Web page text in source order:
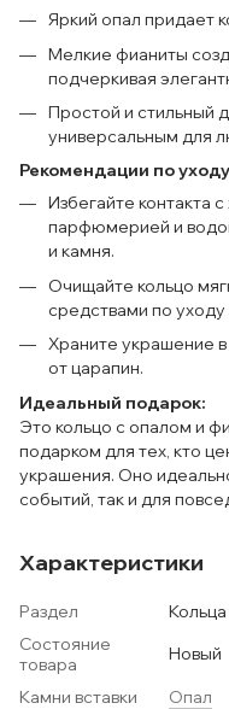
Яркий опал придает
Мелкие фианиты
подчеркивая
Простой и стильный
универсальным для
Рекомендации по
Избегайте контакта
парфюмерией и
и камня.
Очищайте кольцо
средствами по
Храните украшение
от царапин.
Идеальный подарок:
Это кольцо с опалом и
подарком для тех, кто
украшения. Оно
событий, так и для
Характеристики
Раздел
Состояние
товара
Новый
Камни вставки
Опал